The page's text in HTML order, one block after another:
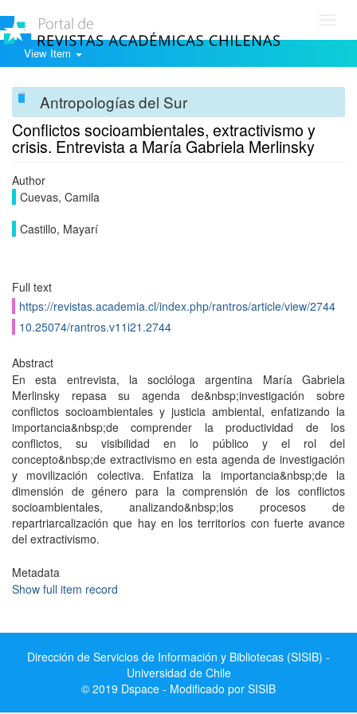
View Item
Antropologías del Sur
Conflictos socioambientales, extractivismo y
crisis. Entrevista a María Gabriela Merlinsky
Author
Cuevas, Camila
Castillo, Mayarí
Full text
https://revistas.academia.cl/index.php/rantros/article/view/2744
10.25074/rantros.v11i21.2744
Abstract
En esta entrevista, la socióloga argentina María Gabriela
Merlinsky repasa su agenda de&nbsp;investigación sobre
conflictos socioambientales y justicia ambiental, enfatizando la
importancia&nbsp;de comprender la productividad de los
conflictos, su visibilidad en lo público y el rol del
concepto&nbsp;de extractivismo en esta agenda de investigación
y movilización colectiva. Enfatiza la importancia&nbsp;de la
dimensión de género para la comprensión de los conflictos
socioambientales, analizando&nbsp;los procesos de
repartriarcalización que hay en los territorios con fuerte avance
del extractivismo.
Metadata
Show full item record
Dirección de Servicios de Información y Bibliotecas (SISIB) -
Universidad de Chile
© 2019 Dspace - Modificado por SISIB